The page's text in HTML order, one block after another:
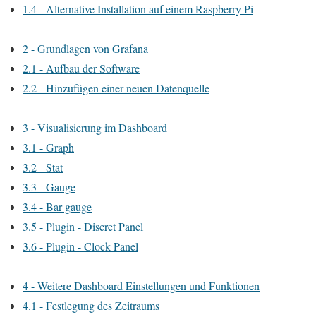
1.4 - Alternative Installation auf einem Raspberry Pi
2 - Grundlagen von Grafana
2.1 - Aufbau der Software
2.2 - Hinzufügen einer neuen Datenquelle
3 - Visualisierung im Dashboard
3.1 - Graph
3.2 - Stat
3.3 - Gauge
3.4 - Bar gauge
3.5 - Plugin - Discret Panel
3.6 - Plugin - Clock Panel
4 - Weitere Dashboard Einstellungen und Funktionen
4.1 - Festlegung des Zeitraums